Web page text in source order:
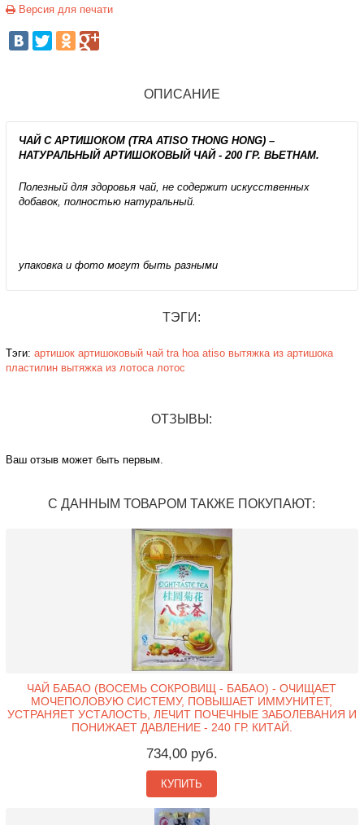
Версия для печати
ОПИСАНИЕ
ЧАЙ С АРТИШОКОМ (TRA ATISO THONG HONG) –
НАТУРАЛЬНЫЙ АРТИШОКОВЫЙ ЧАЙ - 200 ГР. ВЬЕТНАМ.
Полезный для здоровья чай, не содержит искусственных
добавок, полностью натуральный.
упаковка и фото могут быть разными
ТЭГИ:
Тэги: артишок артишоковый чай tra hoa atiso вытяжка из артишока
пластилин вытяжка из лотоса лотос
ОТЗЫВЫ:
Ваш отзыв может быть первым.
С ДАННЫМ ТОВАРОМ ТАКЖЕ ПОКУПАЮТ:
ЧАЙ БАБАО (ВОСЕМЬ СОКРОВИЩ - БАБАО) - ОЧИЩАЕТ
МОЧЕПОЛОВУЮ СИСТЕМУ, ПОВЫШАЕТ ИММУНИТЕТ,
УСТРАНЯЕТ УСТАЛОСТЬ, ЛЕЧИТ ПОЧЕЧНЫЕ ЗАБОЛЕВАНИЯ И
ПОНИЖАЕТ ДАВЛЕНИЕ - 240 ГР. КИТАЙ.
734,00 руб.
КУПИТЬ